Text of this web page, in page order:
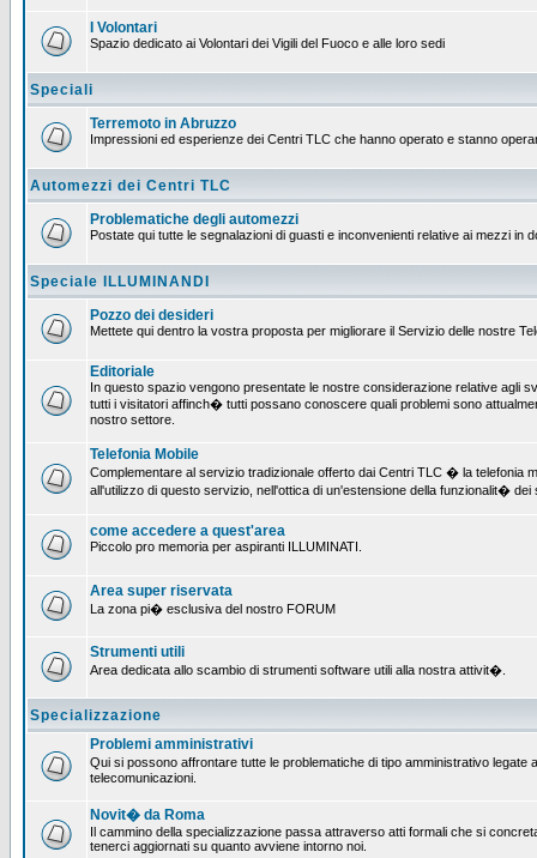
I Volontari
Spazio dedicato ai Volontari dei Vigili del Fuoco e alle loro sedi
Speciali
Terremoto in Abruzzo
Impressioni ed esperienze dei Centri TLC che hanno operato e stanno
Automezzi dei Centri TLC
Problematiche degli automezzi
Postate qui tutte le segnalazioni di guasti e inconvenienti relative ai mezzi in
Speciale ILLUMINANDI
Pozzo dei desideri
Mettete qui dentro la vostra proposta per migliorare il Servizio delle nostre
Editoriale
In questo spazio vengono presentate le nostre considerazione relative agli
tutti i visitatori affinch� tutti possano conoscere quali problemi sono
nostro settore.
Telefonia Mobile
Complementare al servizio tradizionale offerto dai Centri TLC � la telefonia
all'utilizzo di questo servizio, nell'ottica di un'estensione della funzionalit�
come accedere a quest'area
Piccolo pro memoria per aspiranti ILLUMINATI.
Area super riservata
La zona pi� esclusiva del nostro FORUM
Strumenti utili
Area dedicata allo scambio di strumenti software utili alla nostra attivit�.
Specializzazione
Problemi amministrativi
Qui si possono affrontare tutte le problematiche di tipo amministrativo
telecomunicazioni.
Novit� da Roma
Il cammino della specializzazione passa attraverso atti formali che si
tenerci aggiornati su quanto avviene intorno noi.